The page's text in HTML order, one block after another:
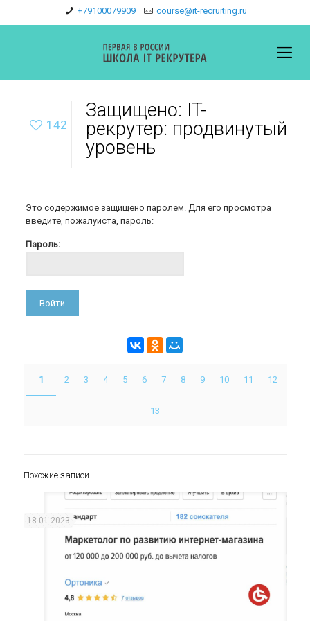
+79100079909 course@it-recruiting.ru
142
Защищено: IT-
рекрутер: продвинутый
уровень
Это содержимое защищено паролем. Для его просмотра
введите, пожалуйста, пароль:
Пароль:
1 2 3 4 5 6 7 8 9 10 11 12
13
Похожие записи
18.01.2023